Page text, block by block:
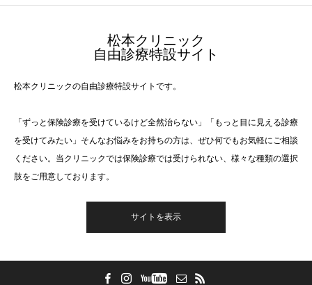
​松本クリニック
自由診療特設サイト
松本クリニックの自由診療特設サイトです。
「ずっと保険診療を受けているけど全然治らない」「もっと目に見える診療
を受けてみたい」そんなお悩みをお持ちの方は、ぜひ何でもお気軽にご相談
ください。当クリニックでは保険診療では受けられない、様々な種類の選択
肢をご用意しております。
サイトを表示